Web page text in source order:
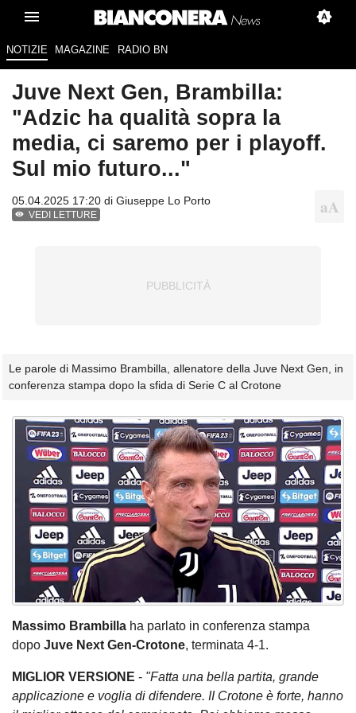
NOTIZIE MAGAZINE RADIO BN
Juve Next Gen, Brambilla:
"Adzic ha qualità sopra la
media, ci saremo per i playoff.
Sul mio futuro..."
05.04.2025 17:20 di Giuseppe Lo Porto
VEDI LETTURE
Le parole di Massimo Brambilla, allenatore della Juve Next Gen, in
conferenza stampa dopo la sfida di Serie C al Crotone
Massimo Brambilla ha parlato in conferenza stampa
dopo Juve Next Gen-Crotone, terminata 4-1.
MIGLIOR VERSIONE - "Fatta una bella partita, grande
applicazione e voglia di difendere. II Crotone è forte, hanno